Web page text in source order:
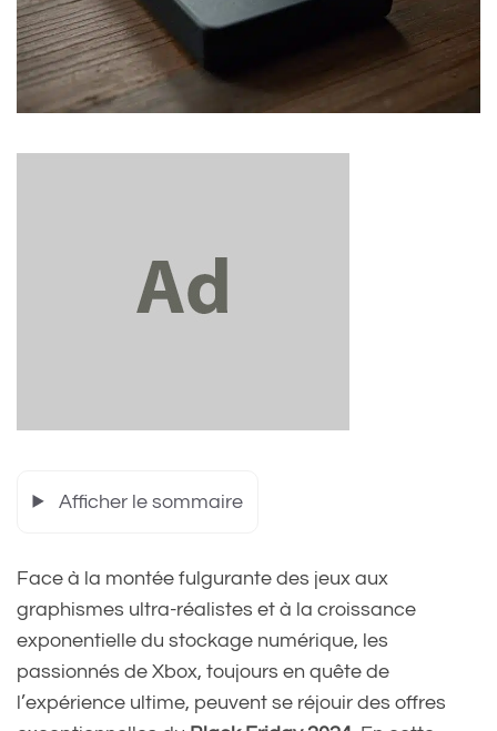
Afficher le sommaire
Face à la montée fulgurante des jeux aux
graphismes ultra-réalistes et à la croissance
exponentielle du stockage numérique, les
passionnés de Xbox, toujours en quête de
l’expérience ultime, peuvent se réjouir des offres